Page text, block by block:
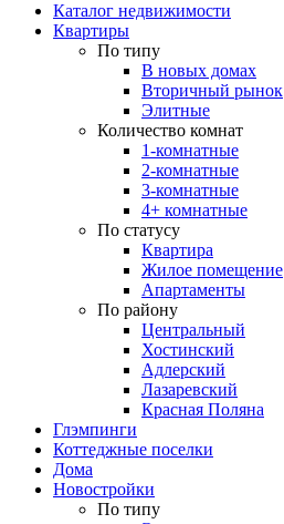
Каталог недвижимости
Квартиры
По типу
В новых домах
Вторичный рынок
Элитные
Количество комнат
1-комнатные
2-комнатные
3-комнатные
4+ комнатные
По статусу
Квартира
Жилое помещение
Апартаменты
По району
Центральный
Хостинский
Адлерский
Лазаревский
Красная Поляна
Глэмпинги
Коттеджные поселки
Дома
Новостройки
По типу